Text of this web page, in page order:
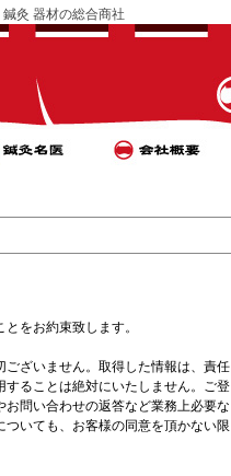
灸 器材の総合商社
をお約束致します。
ざいません。 取得した情報は、責任
ることは絶対にいたしません。 ご登
問い合わせの返答など業務上必要な
ついても、お客様の同意を頂かない限